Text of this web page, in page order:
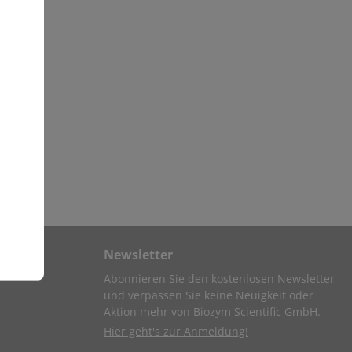
Newsletter
Abonnieren Sie den kostenlosen Newsletter
und verpassen Sie keine Neuigkeit oder
Aktion mehr von Biozym Scientific GmbH.
Hier geht's zur Anmeldung!